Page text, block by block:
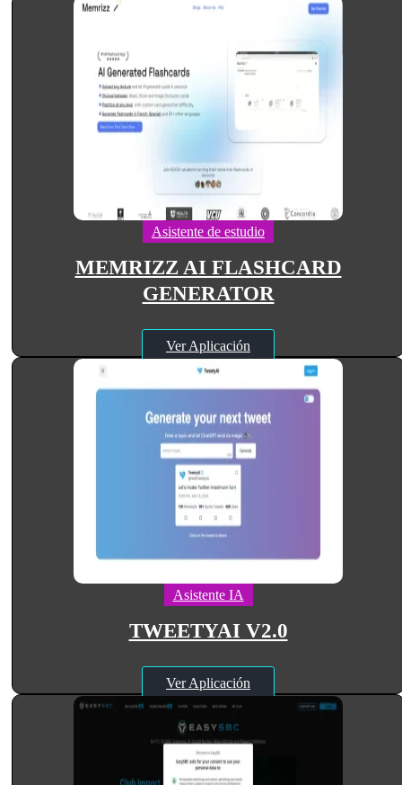
Asistente de estudio
MEMRIZZ AI FLASHCARD
GENERATOR
Ver Aplicación
Asistente IA
TWEETYAI V2.0
Ver Aplicación